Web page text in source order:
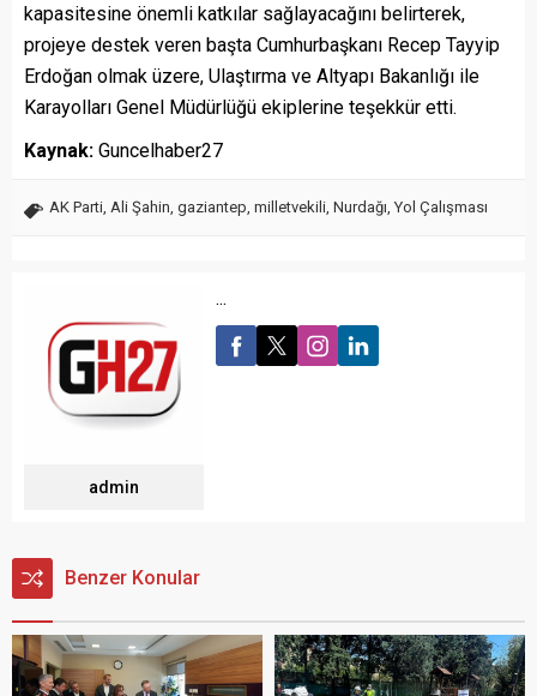
kapasitesine önemli katkılar sağlayacağını belirterek,
projeye destek veren başta Cumhurbaşkanı Recep Tayyip
Erdoğan olmak üzere, Ulaştırma ve Altyapı Bakanlığı ile
Karayolları Genel Müdürlüğü ekiplerine teşekkür etti.
Kaynak: Guncelhaber27
AK Parti Ali Şahin gaziantep milletvekili Nurdağı Yol Çalışması
admin
...
Benzer Konular